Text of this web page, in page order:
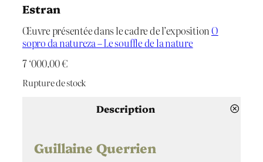
Estran
Œuvre présentée dans le cadre de l’expositionO
sopro da natureza – Le souffle de la nature
7 ‘000.00€
Rupture de stock
Description
Guillaine Querrien